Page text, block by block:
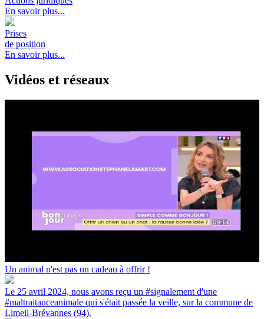
En savoir plus...
Prises
de position
En savoir plus...
Vidéos et réseaux
Un animal n'est pas un cadeau à offrir !
Le 25 avril 2024, nous avons reçu un #signalement d'une
#maltraitanceanimale qui s'était passée la veille, sur la commune de
Limeil-Brévannes (94).